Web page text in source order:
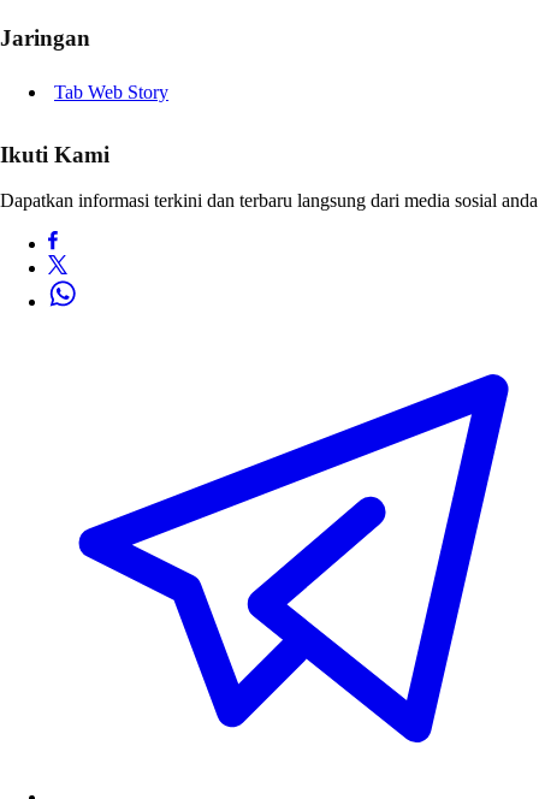
Jaringan
Tab Web Story
Ikuti Kami
Dapatkan informasi terkini dan terbaru langsung dari media sosial anda